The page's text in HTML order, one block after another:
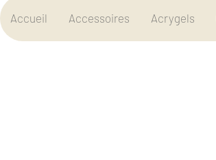
Accueil Accessoires Acrygels